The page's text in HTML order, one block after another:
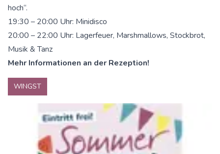
hoch“.
19:30 – 20:00 Uhr: Minidisco
20:00 – 22:00 Uhr: Lagerfeuer, Marshmallows, Stockbrot,
Musik & Tanz
Mehr Informationen an der Rezeption!
WINGST